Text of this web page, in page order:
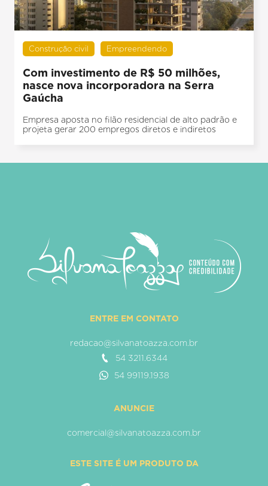
Construção civil Empreendendo
Com investimento de R$ 50 milhões,
nasce nova incorporadora na Serra
Gaúcha
Empresa aposta no filão residencial de alto padrão e
projeta gerar 200 empregos diretos e indiretos
ENTRE EM CONTATO
redacao@silvanatoazza.com.br
54 3211.6344
54 99119.1938
ANUNCIE
comercial@silvanatoazza.com.br
ESTE SITE É UM PRODUTO DA